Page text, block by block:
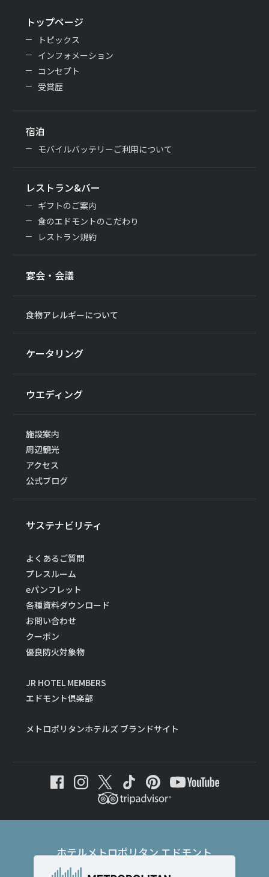
トップページ
トピックス
インフォメーション
コンセプト
受賞歴
宿泊
モバイルバッテリーご利用について
レストラン&バー
ギフトのご案内
食のエドモントのこだわり
レストラン規約
宴会・会議
食物アレルギーについて
ケータリング
ウエディング
施設案内
周辺観光
アクセス
公式ブログ
サステナビリティ
よくあるご質問
プレスルーム
eパンフレット
各種資料ダウンロード
お問い合わせ
クーポン
優良防火対象物
JR HOTEL MEMBERS
エドモント倶楽部
メトロポリタンホテルズ ブランドサイト
ホテルメトロポリタン エドモント